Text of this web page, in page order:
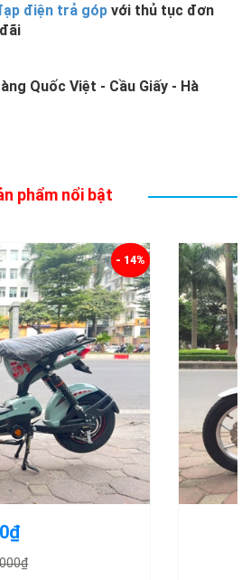
điện trả góp với thủ tục đơn
Quốc Việt - Cầu Giấy - Hà
phẩm nổi bật
- 12%
10.500.000₫
cũ:12.000.000₫